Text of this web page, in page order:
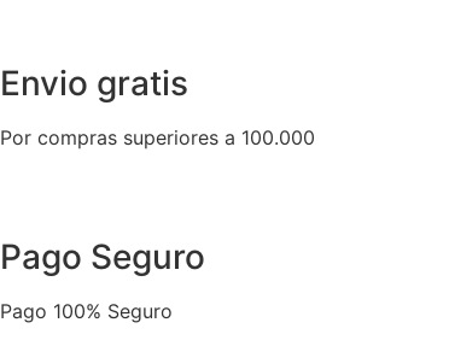
Envio gratis
Por compras superiores a 100.000
Pago Seguro
Pago 100% Seguro